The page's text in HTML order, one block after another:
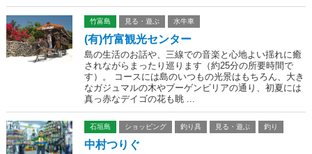
竹富島 見る・遊ぶ 水牛車
(有)竹富観光センター
島の生活のお話や、三線での音楽と心地よい揺れに癒
されながらまったり巡ります（約25分の所要時間で
す）。 コースには島のいつもの光景はもちろん、大き
なガジュマルの木やブーゲンビリアの通り、初夏には
真っ赤なデイゴの花も眺 ...
石垣島 ショッピング 釣り具 見る・遊ぶ 釣り
中村つりぐ